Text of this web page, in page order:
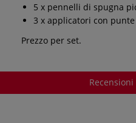
5 x pennelli di spugna
3 x applicatori con
Prezzo per set.